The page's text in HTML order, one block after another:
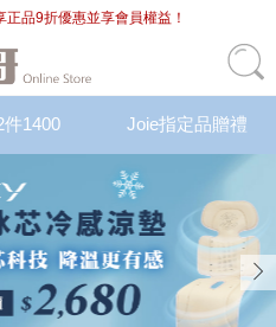
品9折優惠並享會員權益！
件1400 Joie指定品贈禮